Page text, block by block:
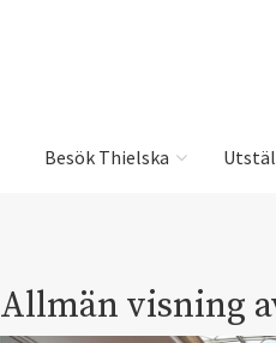
Besök Thielska
Allmän visning